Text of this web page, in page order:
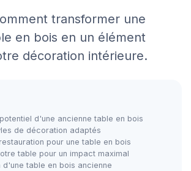
transformer une
en bois en un élément
décoration intérieure.
d'une ancienne table en bois
de décoration adaptés
pour une table en bois
table pour un impact maximal
d'une table en bois ancienne